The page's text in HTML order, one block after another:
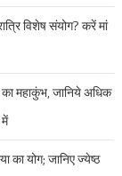
विशेष संयोग? करें मां
महाकुंभ, जानिये अधिक
योग; जानिए ज्येष्ठ